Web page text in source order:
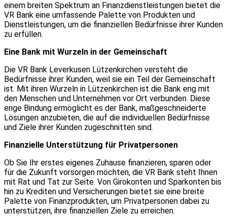
einem breiten Spektrum an Finanzdienstleistungen bietet die
VR Bank eine umfassende Palette von Produkten und
Dienstleistungen, um die finanziellen Bedürfnisse ihrer Kunden
zu erfüllen.
Eine Bank mit Wurzeln in der Gemeinschaft
Die VR Bank Leverkusen Lützenkirchen versteht die
Bedürfnisse ihrer Kunden, weil sie ein Teil der Gemeinschaft
ist. Mit ihren Wurzeln in Lützenkirchen ist die Bank eng mit
den Menschen und Unternehmen vor Ort verbunden. Diese
enge Bindung ermöglicht es der Bank, maßgeschneiderte
Lösungen anzubieten, die auf die individuellen Bedürfnisse
und Ziele ihrer Kunden zugeschnitten sind.
Finanzielle Unterstützung für Privatpersonen
Ob Sie Ihr erstes eigenes Zuhause finanzieren, sparen oder
für die Zukunft vorsorgen möchten, die VR Bank steht Ihnen
mit Rat und Tat zur Seite. Von Girokonten und Sparkonten bis
hin zu Krediten und Versicherungen bietet sie eine breite
Palette von Finanzprodukten, um Privatpersonen dabei zu
unterstützen, ihre finanziellen Ziele zu erreichen.